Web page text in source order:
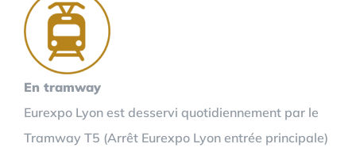
En tramway
Eurexpo Lyon est desservi quotidiennement par le
Tramway T5 (Arrêt Eurexpo Lyon entrée principale)